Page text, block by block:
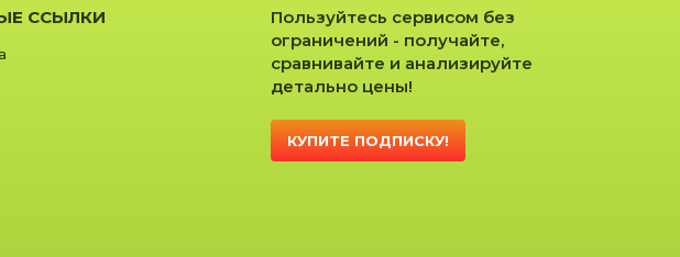
ССЫЛКИ
Пользуйтесь сервисом без
ограничений - получайте,
сравнивайте и анализируйте
детально цены!
КУПИТЕ ПОДПИСКУ!